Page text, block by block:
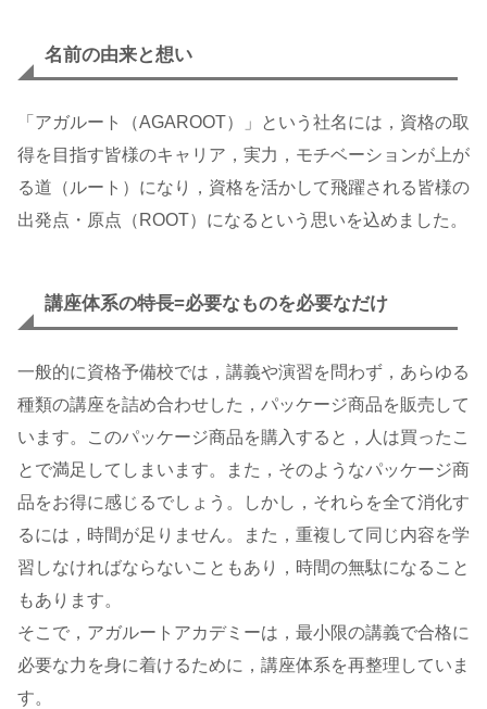
名前の由来と想い
「アガルート（AGAROOT）」という社名には，資格の取
得を目指す皆様のキャリア，実力，モチベーションが上が
る道（ルート）になり，資格を活かして飛躍される皆様の
出発点・原点（ROOT）になるという思いを込めました。
講座体系の特長=必要なものを必要なだけ
一般的に資格予備校では，講義や演習を問わず，あらゆる
種類の講座を詰め合わせした，パッケージ商品を販売して
います。このパッケージ商品を購入すると，人は買ったこ
とで満足してしまいます。また，そのようなパッケージ商
品をお得に感じるでしょう。しかし，それらを全て消化す
るには，時間が足りません。また，重複して同じ内容を学
習しなければならないこともあり，時間の無駄になること
もあります。
そこで，アガルートアカデミーは，最小限の講義で合格に
必要な力を身に着けるために，講座体系を再整理していま
す。